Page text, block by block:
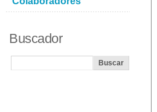
Buscador